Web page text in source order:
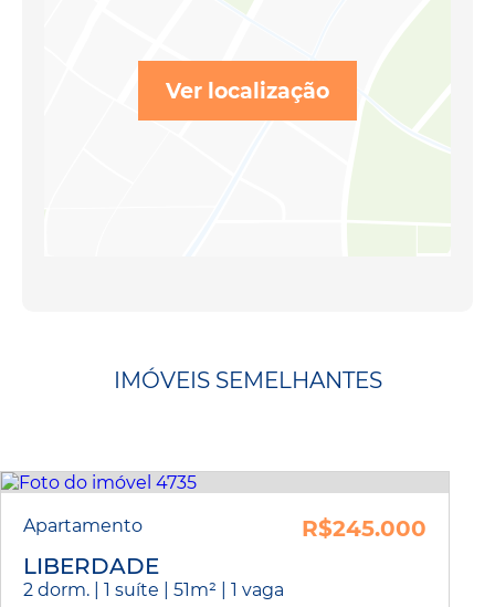
Ver localização
IMÓVEIS SEMELHANTES
Apartamento
R$245.000
LIBERDADE
2 dorm. | 1 suíte | 51m² | 1 vaga